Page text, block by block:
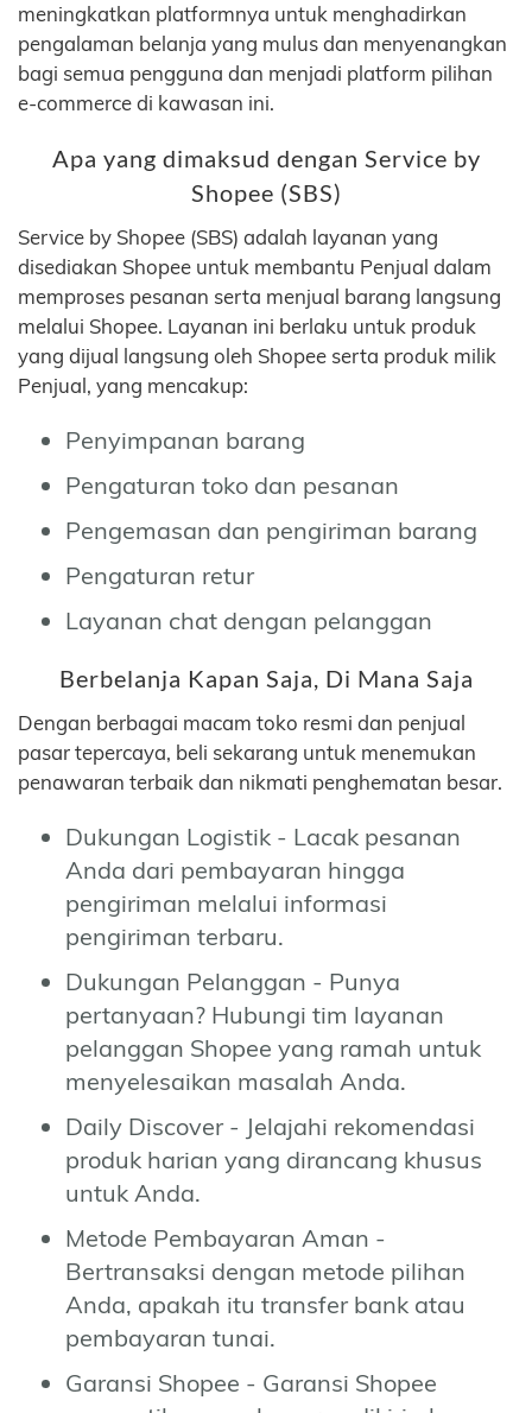
meningkatkan platformnya untuk menghadirkan
pengalaman belanja yang mulus dan menyenangkan
bagi semua pengguna dan menjadi platform pilihan
e-commerce di kawasan ini.
Apa yang dimaksud dengan Service by
Shopee (SBS)
Service by Shopee (SBS) adalah layanan yang
disediakan Shopee untuk membantu Penjual dalam
memproses pesanan serta menjual barang langsung
melalui Shopee. Layanan ini berlaku untuk produk
yang dijual langsung oleh Shopee serta produk milik
Penjual, yang mencakup:
Penyimpanan barang
Pengaturan toko dan pesanan
Pengemasan dan pengiriman barang
Pengaturan retur
Layanan chat dengan pelanggan
Berbelanja Kapan Saja, Di Mana Saja
Dengan berbagai macam toko resmi dan penjual
pasar tepercaya, beli sekarang untuk menemukan
penawaran terbaik dan nikmati penghematan besar.
Dukungan Logistik - Lacak pesanan
Anda dari pembayaran hingga
pengiriman melalui informasi
pengiriman terbaru.
Dukungan Pelanggan - Punya
pertanyaan? Hubungi tim layanan
pelanggan Shopee yang ramah untuk
menyelesaikan masalah Anda.
Daily Discover - Jelajahi rekomendasi
produk harian yang dirancang khusus
untuk Anda.
Metode Pembayaran Aman -
Bertransaksi dengan metode pilihan
Anda, apakah itu transfer bank atau
pembayaran tunai.
Garansi Shopee - Garansi Shopee